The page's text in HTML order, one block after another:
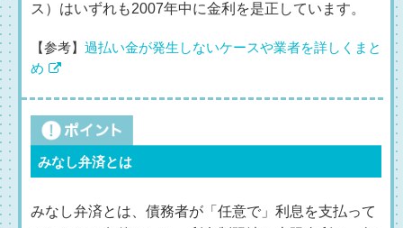
ス）はいずれも2007年中に金利を是正しています。
【参考】 過払い金が発生しないケースや業者を詳しくまと
め
みなし弁済とは
みなし弁済とは、債務者が「任意で」利息を支払って